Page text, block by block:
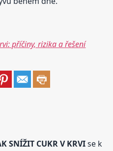
příčiny, rizika a řešení
SNÍŽIT CUKR V KRVIse k